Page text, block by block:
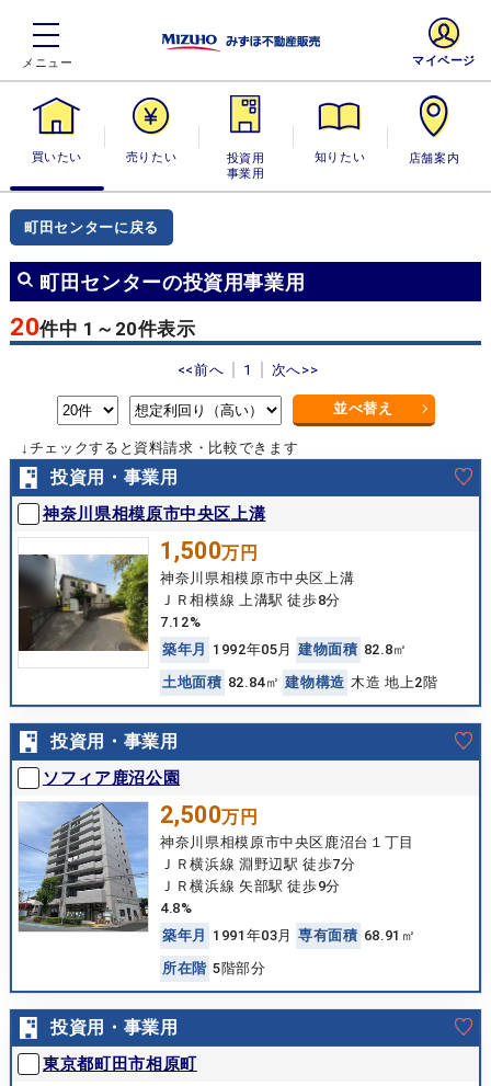
買いたい 売りたい
投資用・事業
用
知りたい 店舗案内
マイページ
町田センターに戻る
町田センターの投資用事業用
20件中 1～20件表示
<<前へ 1 次へ>>
並べ替え
↓チェックすると資料請求・比較できます
投資用・事業用
神奈川県相模原市中央区上溝
1,500万円
神奈川県相模原市中央区上溝
ＪＲ相模線 上溝駅 徒歩8分
7.12%
築年月 1992年05月 建物面積 82.8㎡
土地面積 82.84㎡ 建物構造 木造 地上2階
投資用・事業用
ソフィア鹿沼公園
2,500万円
神奈川県相模原市中央区鹿沼台１丁目
ＪＲ横浜線 淵野辺駅 徒歩7分
ＪＲ横浜線 矢部駅 徒歩9分
4.8%
築年月 1991年03月 専有面積 68.91㎡
所在階 5階部分
投資用・事業用
東京都町田市相原町